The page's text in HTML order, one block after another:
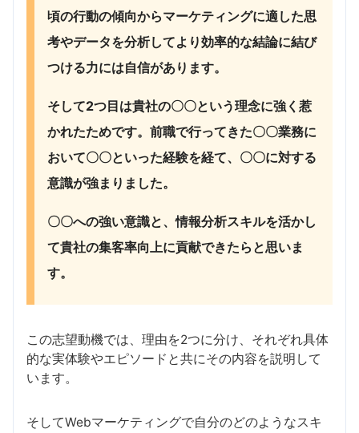
頃の行動の傾向からマーケティングに適した思
考やデータを分析してより効率的な結論に結び
つける力には自信があります。
そして2つ目は貴社の〇〇という理念に強く惹
かれたためです。前職で行ってきた〇〇業務に
おいて〇〇といった経験を経て、〇〇に対する
意識が強まりました。
〇〇への強い意識と、情報分析スキルを活かし
て貴社の集客率向上に貢献できたらと思いま
す。
この志望動機では、理由を2つに分け、それぞれ具体
的な実体験やエピソードと共にその内容を説明して
います。
そしてWebマーケティングで自分のどのようなスキ